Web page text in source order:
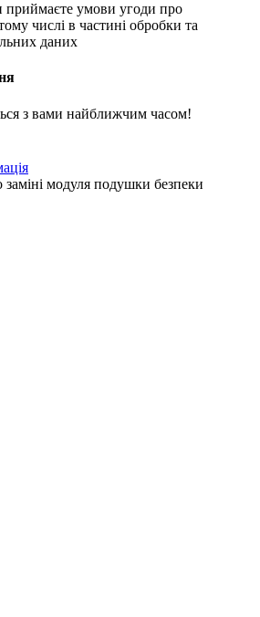
умови угоди про
числі в частині обробки та
даних
з вами найближчим часом!
модуля подушки безпеки